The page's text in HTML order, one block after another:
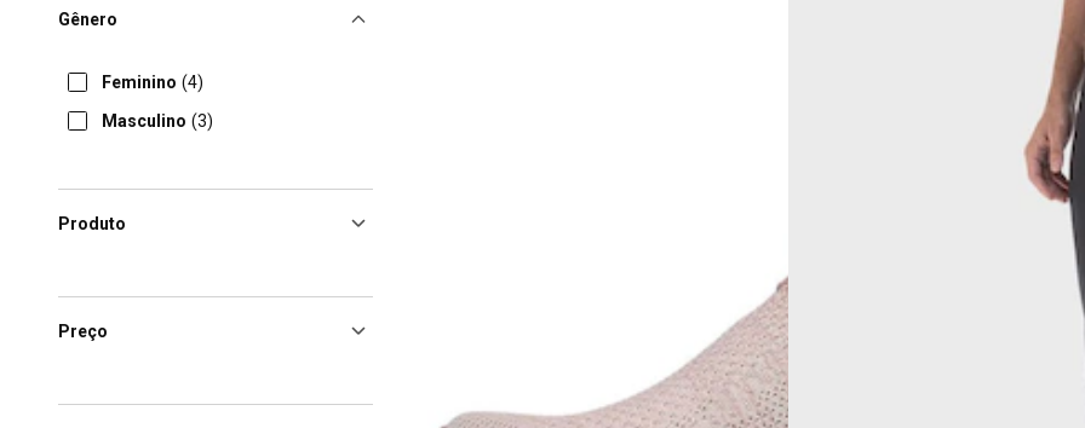
Gênero
Feminino (4)
Masculino (3)
Produto
Preço